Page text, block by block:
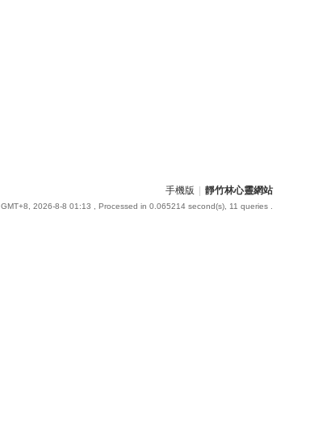
手機版 靜竹林心靈網站
GMT+8, 2026-8-8 01:13 , Processed in 0.065214 second(s), 11 queries .